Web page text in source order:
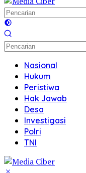
Nasional
Hukum
Peristiwa
Hak Jawab
Desa
Investigasi
Polri
TNI